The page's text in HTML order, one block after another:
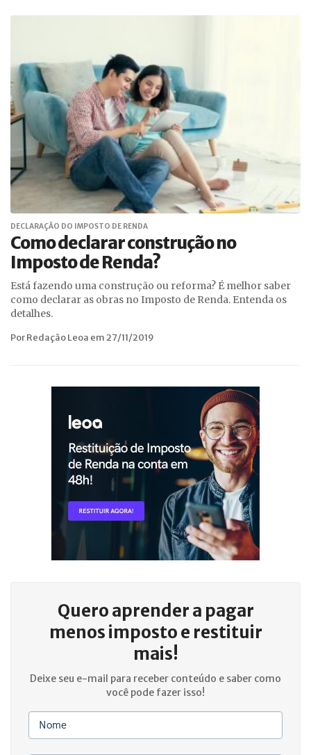
DECLARAÇÃO DO IMPOSTO DE RENDA
Como declarar construção no
Imposto de Renda?
Está fazendo uma construção ou reforma? É melhor saber
como declarar as obras no Imposto de Renda. Entenda os
detalhes.
Por Redação Leoa em 27/11/2019
Quero aprender a pagar
menos imposto e restituir
mais!
Deixe seu e-mail para receber conteúdo e saber como
você pode fazer isso!
Nome